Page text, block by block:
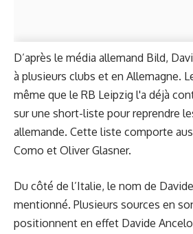
D’après le média allemand Bild,
à plusieurs clubs et en Allemagne.
même que le RB Leipzig l'a déjà
sur une short-liste pour reprendre
allemande. Cette liste comporte
Como et Oliver Glasner.
Du côté de l’Italie, le nom de
mentionné. Plusieurs sources en
positionnent en effet Davide